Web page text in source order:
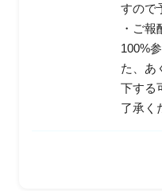
すので
・ご
100%
た、あ
下する
了承く